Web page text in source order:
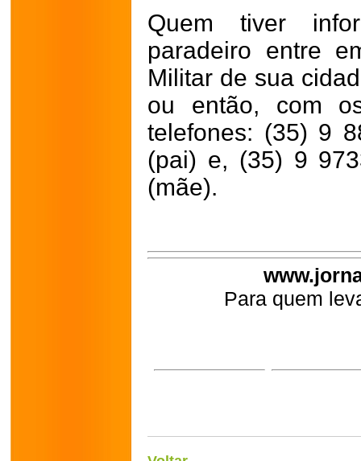
Quem tiver
paradeiro entre
Militar de sua
ou então, com
telefones: (35) 9
(pai) e, (35) 9
(mãe).
Para quem